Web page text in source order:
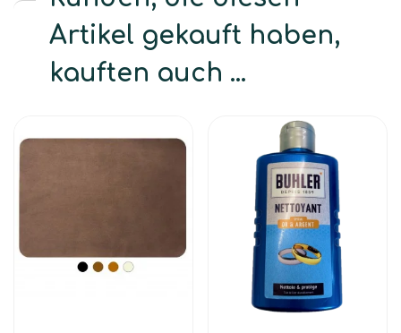
Artikel gekauft haben,
kauften auch ...